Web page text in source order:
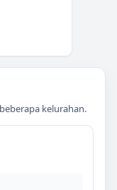
kelurahan.